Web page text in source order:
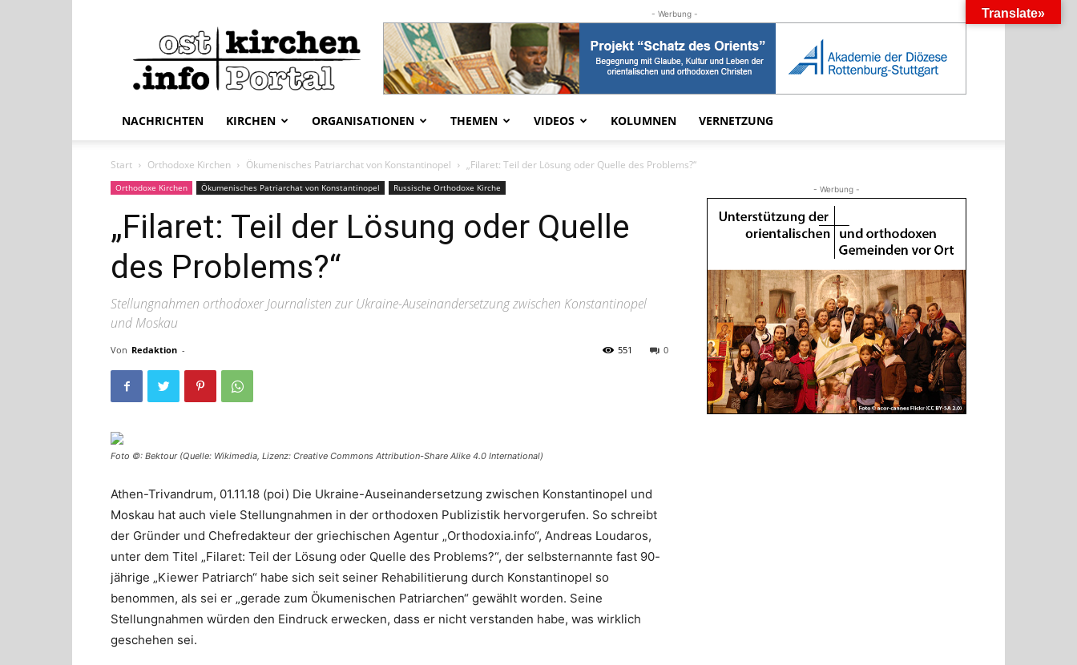
ostkirchen.info
- Werbung -
NACHRICHTEN KIRCHEN ORGANISATIONEN THEMEN VIDEOS KOLUMNEN VERNETZUNG
Start Orthodoxe Kirchen Ökumenisches Patriarchat von Konstantinopel „Filaret: Teil der Lösung oder Quelle des Problems?“
Orthodoxe Kirchen Ökumenisches Patriarchat von Konstantinopel Russische Orthodoxe Kirche
„Filaret: Teil der Lösung oder Quelle
des Problems?“
Stellungnahmen orthodoxer Journalisten zur Ukraine-Auseinandersetzung zwischen Konstantinopel
und Moskau
Von Redaktion - 0
551
Foto ©: Bektour (Quelle: Wikimedia, Lizenz: Creative Commons Attribution-Share Alike 4.0 International)
Athen-Trivandrum, 01.11.18 (poi) Die Ukraine-Auseinandersetzung zwischen Konstantinopel und
Moskau hat auch viele Stellungnahmen in der orthodoxen Publizistik hervorgerufen. So schreibt
der Gründer und Chefredakteur der griechischen Agentur „Orthodoxia.info“, Andreas Loudaros,
unter dem Titel „Filaret: Teil der Lösung oder Quelle des Problems?“, der selbsternannte fast 90-
jährige „Kiewer Patriarch“ habe sich seit seiner Rehabilitierung durch Konstantinopel so
benommen, als sei er „gerade zum Ökumenischen Patriarchen“ gewählt worden. Seine
Stellungnahmen würden den Eindruck erwecken, dass er nicht verstanden habe, was wirklich
geschehen sei.
- Werbung -
Translate»